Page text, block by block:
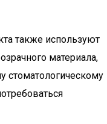
также используют
материала,
стоматологическому